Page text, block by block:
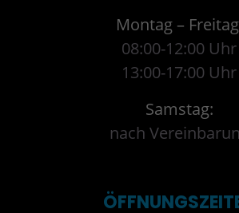
Montag –
08:00-12:00 Uhr
13:00-17:00 Uhr
Samstag:
nach